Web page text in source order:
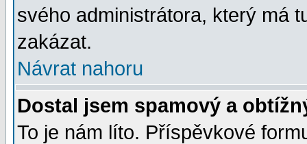
svého administrátora, který má
zakázat.
Návrat nahoru
Dostal jsem spamový a
To je nám líto. Příspěvkové